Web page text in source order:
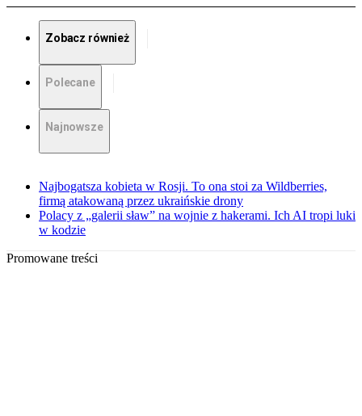
Zobacz również
Polecane
Najnowsze
Najbogatsza kobieta w Rosji. To ona stoi za Wildberries,
firmą atakowaną przez ukraińskie drony
Polacy z „galerii sław” na wojnie z hakerami. Ich AI tropi luki
w kodzie
Promowane treści